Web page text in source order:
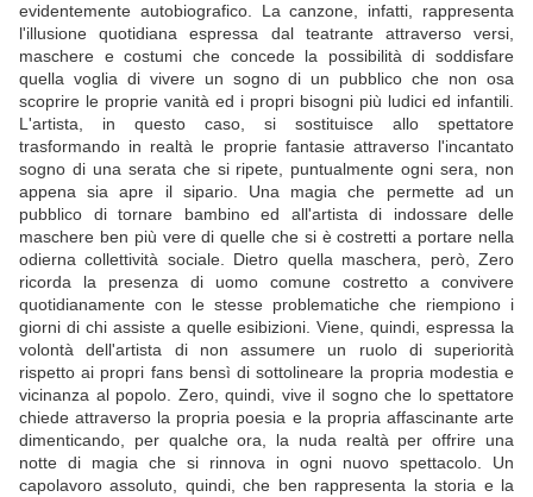
evidentemente autobiografico. La canzone, infatti, rappresenta
l'illusione quotidiana espressa dal teatrante attraverso versi,
maschere e costumi che concede la possibilità di soddisfare
quella voglia di vivere un sogno di un pubblico che non osa
scoprire le proprie vanità ed i propri bisogni più ludici ed infantili.
L'artista, in questo caso, si sostituisce allo spettatore
trasformando in realtà le proprie fantasie attraverso l'incantato
sogno di una serata che si ripete, puntualmente ogni sera, non
appena sia apre il sipario. Una magia che permette ad un
pubblico di tornare bambino ed all'artista di indossare delle
maschere ben più vere di quelle che si è costretti a portare nella
odierna collettività sociale. Dietro quella maschera, però, Zero
ricorda la presenza di uomo comune costretto a convivere
quotidianamente con le stesse problematiche che riempiono i
giorni di chi assiste a quelle esibizioni. Viene, quindi, espressa la
volontà dell'artista di non assumere un ruolo di superiorità
rispetto ai propri fans bensì di sottolineare la propria modestia e
vicinanza al popolo. Zero, quindi, vive il sogno che lo spettatore
chiede attraverso la propria poesia e la propria affascinante arte
dimenticando, per qualche ora, la nuda realtà per offrire una
notte di magia che si rinnova in ogni nuovo spettacolo. Un
capolavoro assoluto, quindi, che ben rappresenta la storia e la